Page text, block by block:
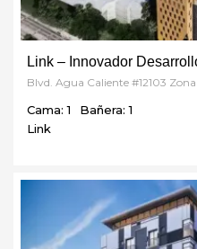
Link – Innovador
Cama: 1
Bañera: 1
Link